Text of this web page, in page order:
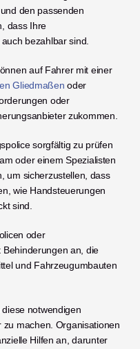
den passenden
dass Ihre
bezahlbar sind.
auf Fahrer mit einer
Gliedmaßen oder
oder
zukommen.
sorgfältig zu prüfen
oder einem Spezialisten
um sicherzustellen, dass
wie Handsteuerungen
sind.
oder
an, die
und Fahrzeugumbauten
notwendigen
machen. Organisationen
Hilfen an, darunter